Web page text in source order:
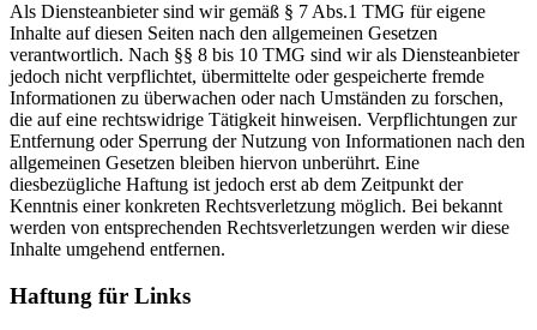
Als Diensteanbieter sind wir gemäß § 7 Abs.1 TMG für eigene
Inhalte auf diesen Seiten nach den allgemeinen Gesetzen
verantwortlich. Nach §§ 8 bis 10 TMG sind wir als Diensteanbieter
jedoch nicht verpflichtet, übermittelte oder gespeicherte fremde
Informationen zu überwachen oder nach Umständen zu forschen,
die auf eine rechtswidrige Tätigkeit hinweisen. Verpflichtungen zur
Entfernung oder Sperrung der Nutzung von Informationen nach den
allgemeinen Gesetzen bleiben hiervon unberührt. Eine
diesbezügliche Haftung ist jedoch erst ab dem Zeitpunkt der
Kenntnis einer konkreten Rechtsverletzung möglich. Bei bekannt
werden von entsprechenden Rechtsverletzungen werden wir diese
Inhalte umgehend entfernen.
Haftung für Links